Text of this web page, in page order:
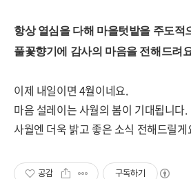
항상 열심을 다해 마을텃밭을 주도적
풀꽃향기에 감사의 마음을 전해드려
이제 내일이면 4월이네요.
마음 설레이는 사월의 봄이 기대됩니다.
사월엔 더욱 밝고 좋은 소식 전해드릴게
공감 구독하기